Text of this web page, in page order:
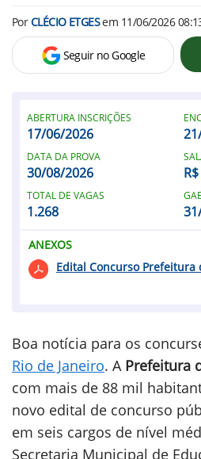
PorCLÉCIO ETGESem 11/06/2026
Seguir no Google
Boa notícia para os
Rio de Janeiro. A Prefeitura
com mais de 88 mil
novo edital de concurso
em seis cargos de nível
Secretaria Municipal de
ABERTURA INSCRIÇÕES
17/06/2026
DATA DA PROVA
30/08/2026
TOTAL DE VAGAS
1.268
ANEXOS
Edital Concurso Prefeitura